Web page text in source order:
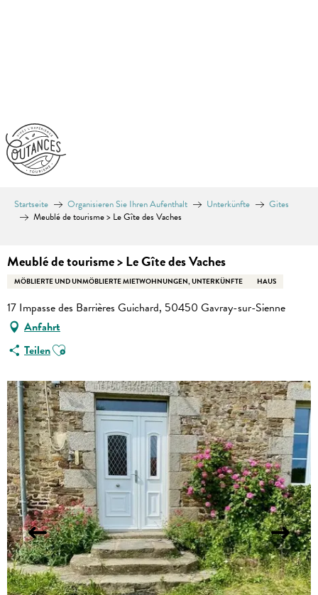
Startseite Organisieren Sie Ihren Aufenthalt Unterkünfte
Gites
Meublé de tourisme > Le Gîte des Vaches
Meublé de tourisme > Le Gîte des Vaches
MÖBLIERTE UND UNMÖBLIERTE MIETWOHNUNGEN, UNTERKÜNFTE HAUS
17 Impasse des Barrières Guichard, 50450 Gavray-sur-Sienne
Anfahrt
TeilenAjouter aux favoris